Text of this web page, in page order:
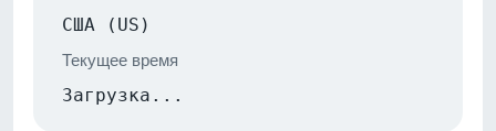
США (US)
Текущее время
Загрузка...